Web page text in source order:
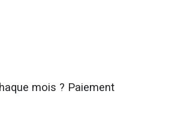
mois ? Paiement